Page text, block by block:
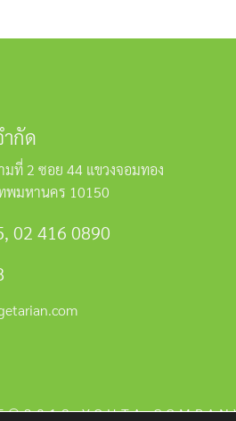
กัด
ที่ 2 ซอย 44 แขวงจอมทอง
พมหานคร 10150
, 02 416 0890
YOUTA